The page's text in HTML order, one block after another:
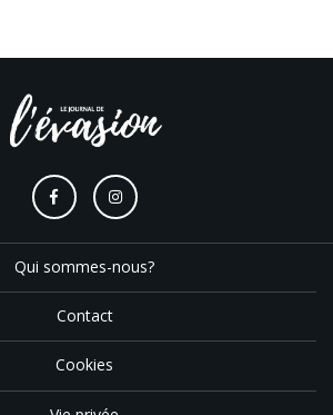
Qui sommes-nous?
Contact
Cookies